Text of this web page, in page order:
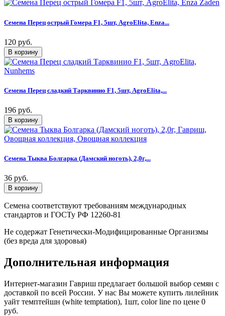
Семена Перец острый Гомера F1, 5шт, AgroElita, Enza...
120 руб.
Семена Перец сладкий Тарквинио F1, 5шт, AgroElita,...
196 руб.
Семена Тыква Болгарка (Дамский ноготь), 2,0г,...
36 руб.
Семена соответствуют требованиям международных
стандартов и ГОСТу РФ 12260-81
Не содержат Генетически-Модифицированные Организмы
(без вреда для здоровья)
Дополнительная информация
Интернет-магазин Гавриш предлагает большой выбор семян с
доставкой по всей России. У нас Вы можете купить лилейник
уайт темптейшн (white temptation), 1шт, color line по цене 0
руб.